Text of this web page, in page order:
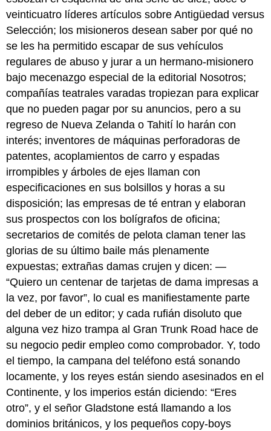
veinticuatro líderes artículos sobre Antigüedad versus
Selección; los misioneros desean saber por qué no
se les ha permitido escapar de sus vehículos
regulares de abuso y jurar a un hermano-misionero
bajo mecenazgo especial de la editorial Nosotros;
compañías teatrales varadas tropiezan para explicar
que no pueden pagar por su anuncios, pero a su
regreso de Nueva Zelanda o Tahití lo harán con
interés; inventores de máquinas perforadoras de
patentes, acoplamientos de carro y espadas
irrompibles y árboles de ejes llaman con
especificaciones en sus bolsillos y horas a su
disposición; las empresas de té entran y elaboran
sus prospectos con los bolígrafos de oficina;
secretarios de comités de pelota claman tener las
glorias de su último baile más plenamente
expuestas; extrañas damas crujen y dicen: —
“Quiero un centenar de tarjetas de dama impresas a
la vez, por favor”, lo cual es manifiestamente parte
del deber de un editor; y cada rufián disoluto que
alguna vez hizo trampa al Gran Trunk Road hace de
su negocio pedir empleo como comprobador. Y, todo
el tiempo, la campana del teléfono está sonando
locamente, y los reyes están siendo asesinados en el
Continente, y los imperios están diciendo: “Eres
otro”, y el señor Gladstone está llamando a los
dominios británicos, y los pequeños copy-boys